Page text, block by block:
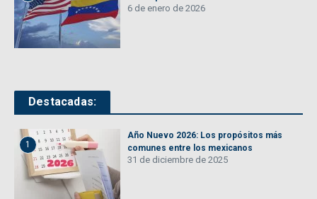
6 de enero de 2026
Destacadas:
1
Año Nuevo 2026: Los propósitos más
comunes entre los mexicanos
31 de diciembre de 2025